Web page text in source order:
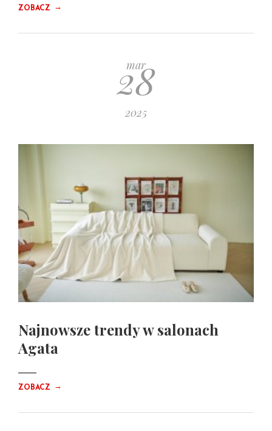
ZOBACZ →
mar
28
2025
Najnowsze trendy w salonach
Agata
ZOBACZ →